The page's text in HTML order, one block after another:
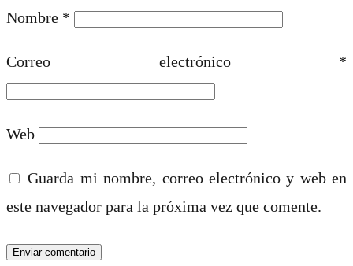
Nombre *
Correo electrónico *
Web
Guarda mi nombre, correo electrónico y web en
este navegador para la próxima vez que comente.